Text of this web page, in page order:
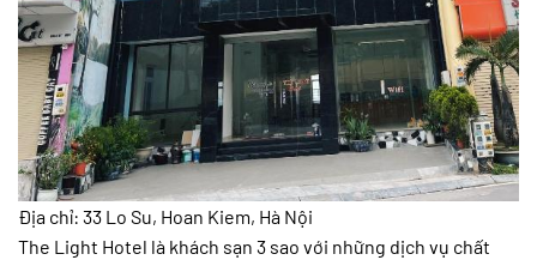
Địa chỉ: 33 Lo Su, Hoan Kiem, Hà Nội
The Light Hotel là khách sạn 3 sao với những dịch vụ chất